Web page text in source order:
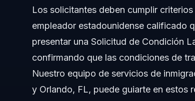
¿Qué es una visa H-1B?
¿Cuáles son los requisitos para la visa H-1B?
¿Cómo funciona la lotería de la visa H-1B en
Los solicitantes deben cumplir
empleador estadounidense calificado
presentar una Solicitud de Condición
confirmando que las condiciones de
Nuestro equipo de servicios de
y Orlando, FL, puede guiarte en estos